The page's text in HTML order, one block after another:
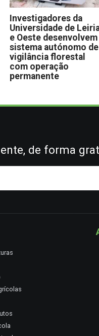
Investigadores da
Universidade de
e Oeste desenvolvem
sistema autónomo de
vigilância florestal
com operação
permanente
de forma